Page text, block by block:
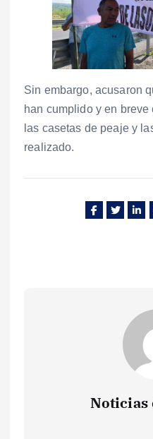
Sin embargo, acusaron
han cumplido y en
las casetas de peaje y
realizado.
Noticias